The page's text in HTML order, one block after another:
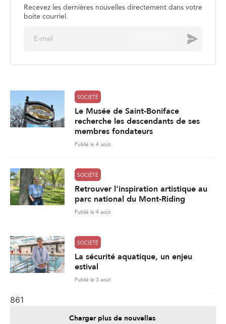
Recevez les dernières nouvelles directement dans votre
boite courriel.
Envoyer
SOCIÉTÉ
Le Musée de Saint-Boniface
recherche les descendants de ses
membres fondateurs
Publié le 4 août
SOCIÉTÉ
Retrouver l’inspiration artistique au
parc national du Mont-Riding
Publié le 4 août
SOCIÉTÉ
La sécurité aquatique, un enjeu
estival
Publié le 3 août
861
Charger plus de nouvelles